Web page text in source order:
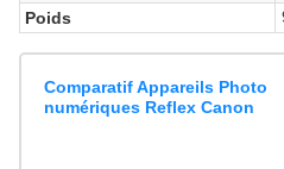
Poids
Comparatif Appareils Photo
numériques Reflex Canon